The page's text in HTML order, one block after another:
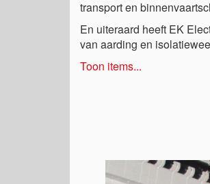
transport en
En uiteraard heeft EK
van aarding en
Toon items...